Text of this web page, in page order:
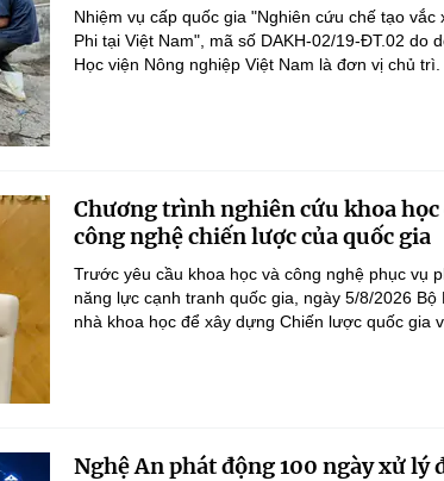
Nhiệm vụ cấp quốc gia "Nghiên cứu chế tạo
Phi tại Việt Nam", mã số DAKH-02/19-ĐT.02 do
Học viện Nông nghiệp Việt Nam là đơn vị chủ trì.
Chương trình nghiên cứu khoa
công nghệ chiến lược của quốc gia
Trước yêu cầu khoa học và công nghệ phục vụ
năng lực cạnh tranh quốc gia, ngày 5/8/2026 Bộ
nhà khoa học để xây dựng Chiến lược quốc gia
Nghệ An phát động 100 ngày xử lý